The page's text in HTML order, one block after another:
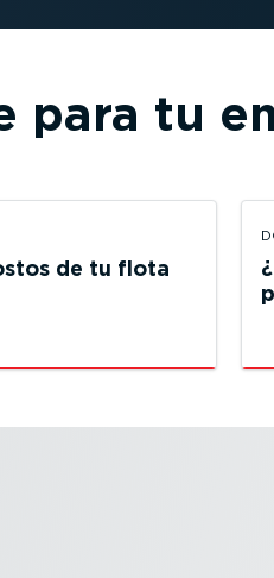
para tu
de tu flota